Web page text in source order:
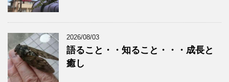
2026/08/03
語ること・・知ること・・・成長と
癒し